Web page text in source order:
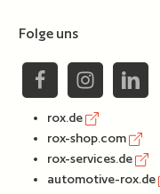
Folge uns
rox.de
rox-shop.com
rox-services.de
automotive-rox.de